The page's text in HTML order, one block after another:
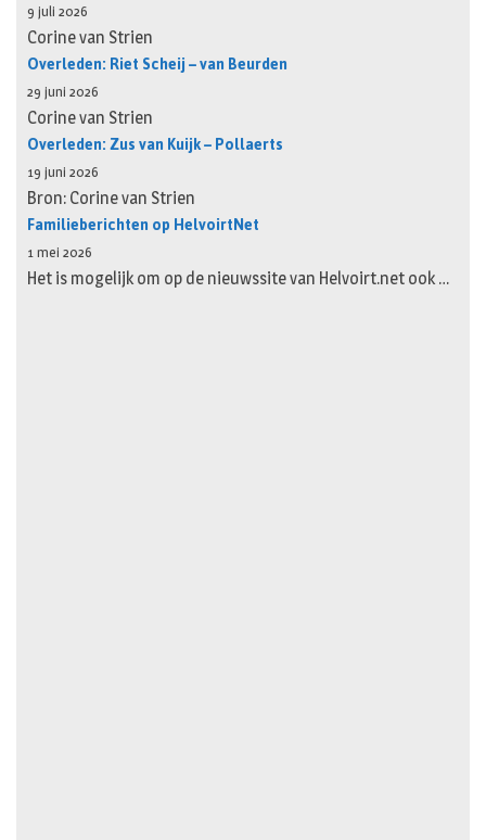
9 juli 2026
Corine van Strien
Overleden: Riet Scheij – van Beurden
29 juni 2026
Corine van Strien
Overleden: Zus van Kuijk – Pollaerts
19 juni 2026
Bron: Corine van Strien
Familieberichten op HelvoirtNet
1 mei 2026
Het is mogelijk om op de nieuwssite van Helvoirt.net ook …